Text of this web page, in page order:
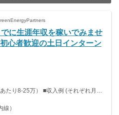
に生涯年収を稼いでみませ
心者歓迎の土日インターン
フルコミッション制（１成約あたり8-25万） ■収入例 (それぞれ月間約50〜60時間稼働) ○入社３ヶ月目（東京大学２年生） 役職：アポインター（ランク：ブロンズ） 月間３契約×10万円＝30万円 ＋交通費 ○入社６ヶ月目（早稲田大学３年生） 役職：アポインター（ランク：シルバー） 月間５契約×12万円＝60万円 ＋交通費 ○入社15ヶ月目（慶応大学３年生） 役職：クローザー 月間３契約×25万＝75万円 ＋交通費 更に支部長にランクアップすると、1件の完工につき6万円〜20万円のインセンティブが発生します。 その他にも四半期ボーナスなど多数インセンティブあり。
）